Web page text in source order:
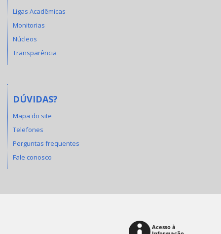
Ligas Acadêmicas
Monitorias
Núcleos
Transparência
DÚVIDAS?
Mapa do site
Telefones
Perguntas frequentes
Fale conosco